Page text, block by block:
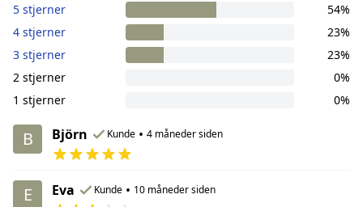
5 stjerner
54%
4 stjerner
23%
3 stjerner
23%
2 stjerner
0%
1 stjerner
0%
B Björn Kunde • 4 måneder siden
E Eva Kunde • 10 måneder siden